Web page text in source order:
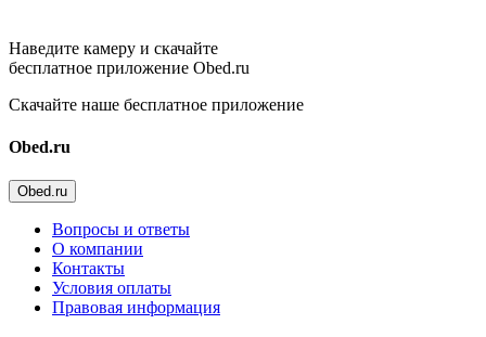
Наведите камеру и скачайте
бесплатное приложение Obed.ru
Скачайте наше бесплатное приложение
Obed.ru
Obed.ru
Вопросы и ответы
О компании
Контакты
Условия оплаты
Правовая информация